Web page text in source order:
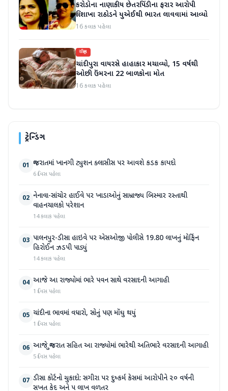
કરોડોના નાણાકીય છેતરપિંડીના ફરાર આરોપી
વિશાખા રાઠોડને યુએઈથી ભારત લાવવામાં આવ્યો
16 કલાક પહેલા
રાષ્ટ્રીય
ચાંદીપુરા વાયરસે હાહાકાર મચાવ્યો, 15 વર્ષથી
ઓછી ઉંમરના 22 બાળકોના મોત
16 કલાક પહેલા
ટ્રેન્ડિંગ
01 ગુજરાતમાં ખાનગી ટ્યુશન ક્લાસીસ પર આવશે કડક કાયદો
6 દિવસ પહેલા
02 નેનાવા-સાંચોર હાઈવે પર ખાડાઓનું સામ્રાજ્ય બિસ્માર રસ્તાથી
વાહનચાલકો પરેશાન
14 કલાક પહેલા
03 પાલનપુર-ડીસા હાઇવે પર એસઓજી પોલીસે 19.80 લાખનું મોર્ફિન
હિરોઈન ઝડપી પાડ્યું
14 કલાક પહેલા
04 આજે આ રાજ્યોમાં ભારે પવન સાથે વરસાદની આગાહી
1 દિવસ પહેલા
05 ચાંદીના ભાવમાં વધારો, સોનું પણ મોંઘુ થયું
1 દિવસ પહેલા
06 આજે ગુજરાત સહિત આ રાજ્યોમાં ભારેથી અતિભારે વરસાદની આગાહી
5 દિવસ પહેલા
07 ડીસા કોર્ટનો ચુકાદો: સગીરા પર દુષ્કર્મ કેસમાં આરોપીને ૨૦ વર્ષની
સખત કેદ અને ૫ લાખ વળતર